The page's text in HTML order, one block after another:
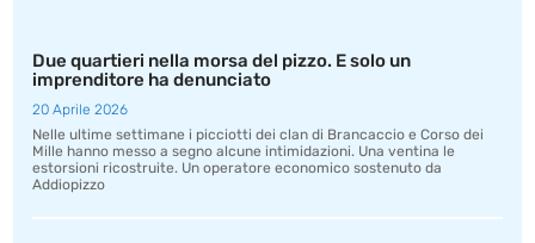
Due quartieri nella morsa del pizzo. E solo un
imprenditore ha denunciato
20 Aprile 2026
Nelle ultime settimane i picciotti dei clan di Brancaccio e Corso dei
Mille hanno messo a segno alcune intimidazioni. Una ventina le
estorsioni ricostruite. Un operatore economico sostenuto da
Addiopizzo